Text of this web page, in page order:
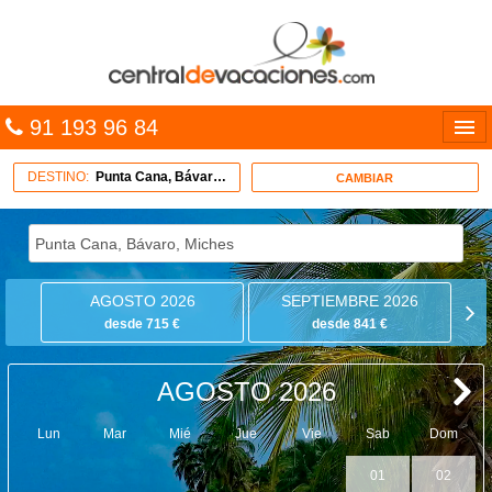
91 193 96 84
Entrar
MULTIDESTINO
VACACIONES
DESTINO: Punta Cana, Bávaro, Miches CAMBIAR
AGOSTO 2026
desde 715 €
SEPTIEMBRE 2026
desde 841 €
AGOSTO 2026
Lun Mar Mié Jue Vie Sab Dom
01 02